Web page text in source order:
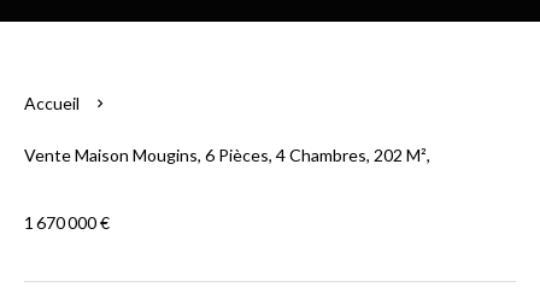
Accueil
Vente Maison Mougins, 6 Pièces, 4 Chambres, 202 M²,
1 670 000 €